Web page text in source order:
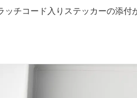
ッチコード入りステッカーの添付